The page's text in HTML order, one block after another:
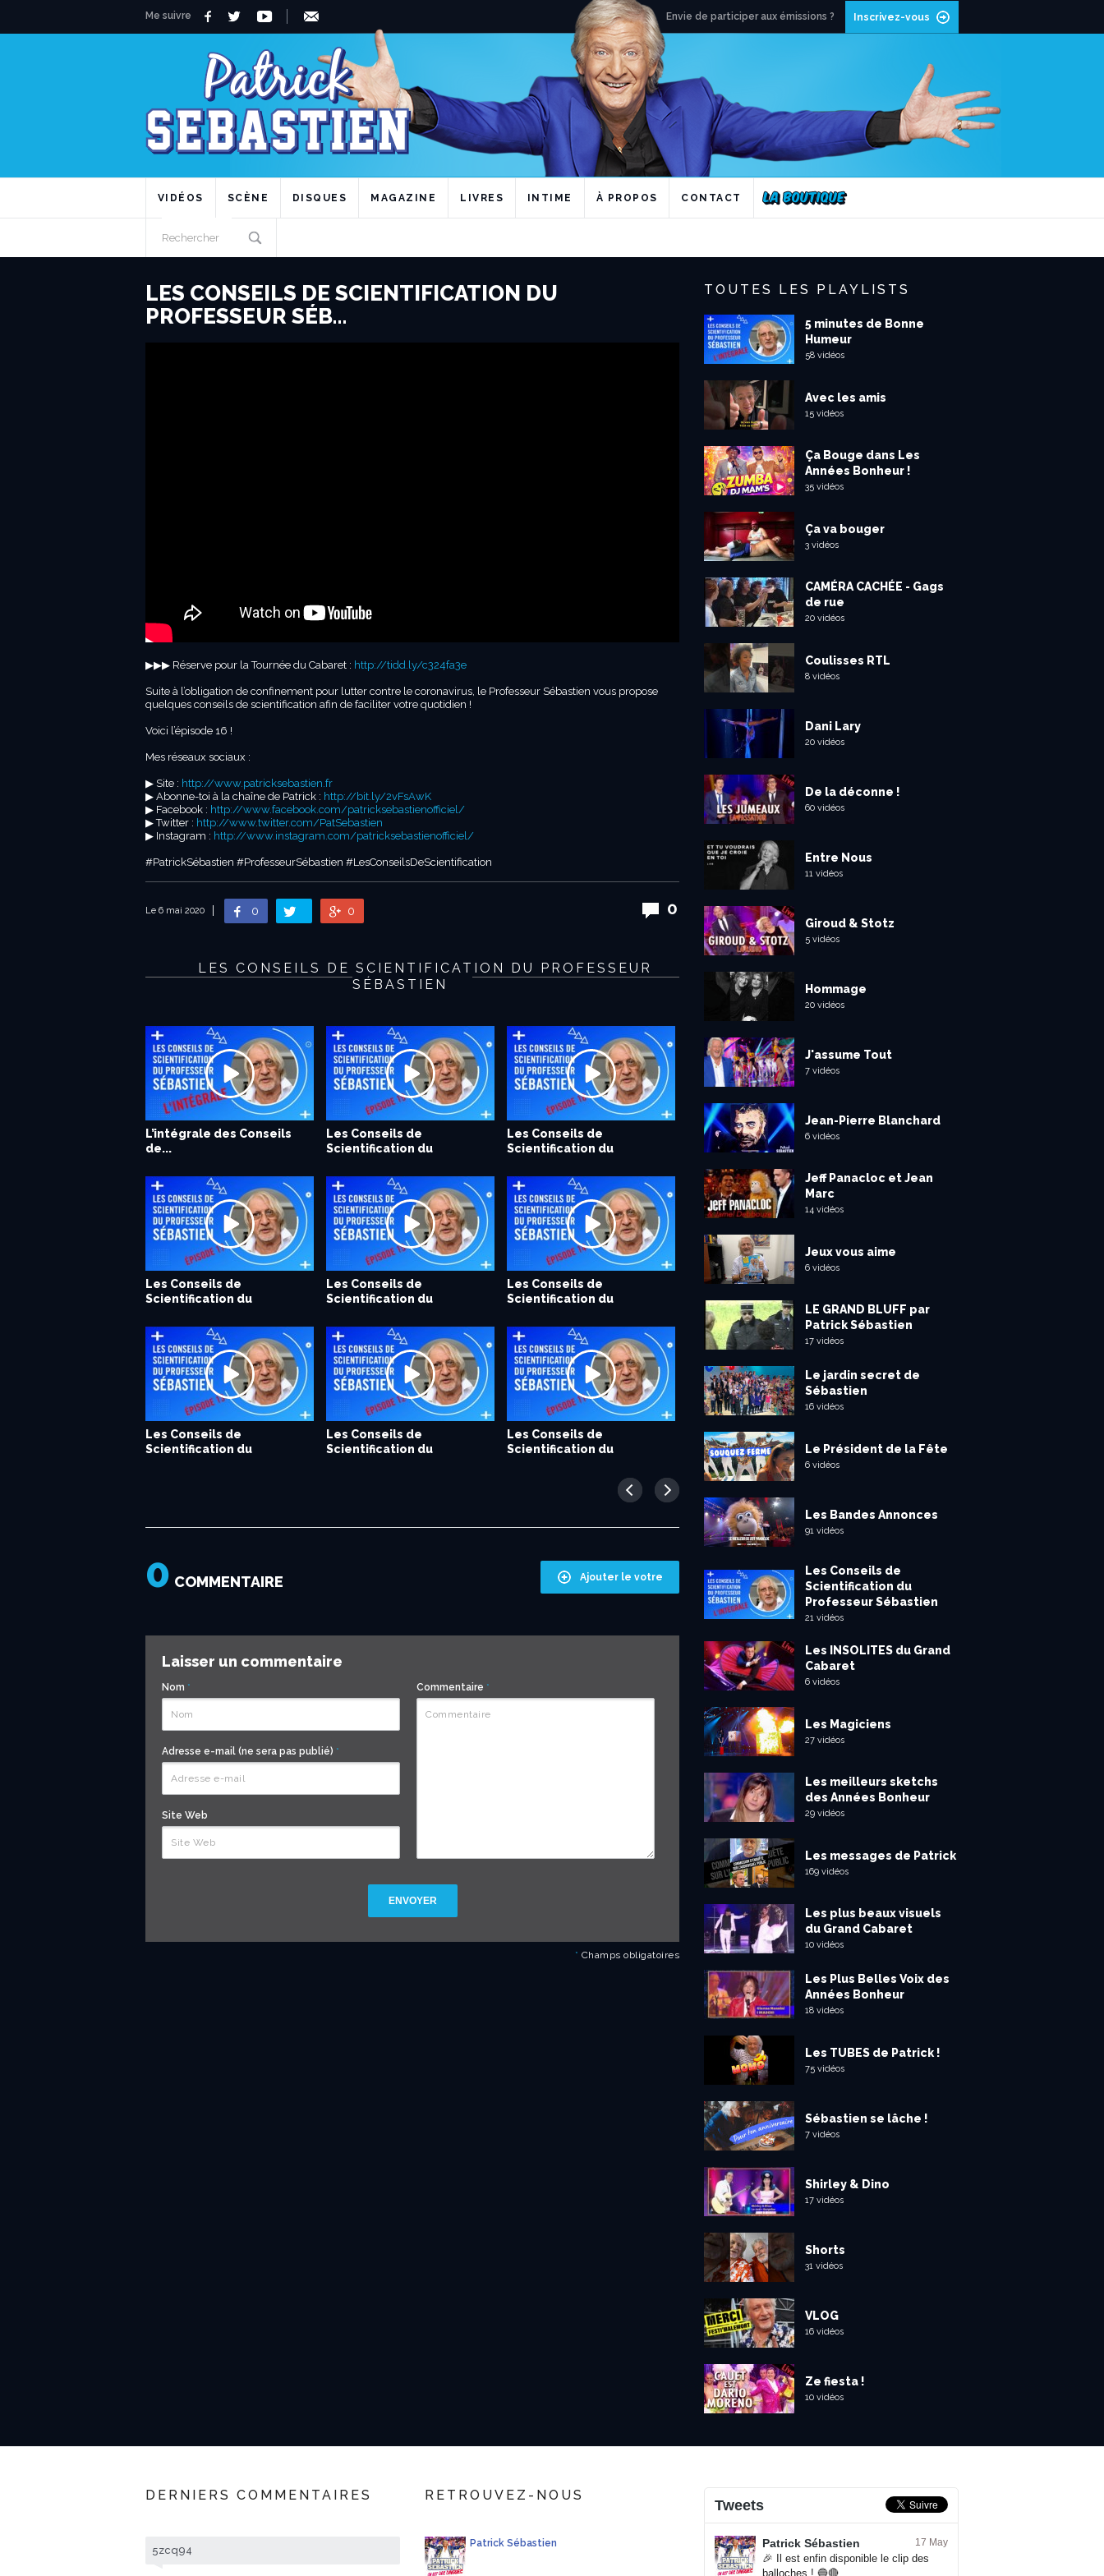
Me suivre Envie de participer aux émissions ? Inscrivez-vous
VIDÉOS SCÈNE DISQUES MAGAZINE LIVRES INTIME À PROPOS CONTACT
LES CONSEILS DE SCIENTIFICATION DU
PROFESSEUR SÉB…
▶︎▶︎▶︎ Réserve pour la Tournée du Cabaret : http://tidd.ly/c324fa3e
Suite à l’obligation de confinement pour lutter contre le coronavirus, le Professeur Sébastien vous propose
quelques conseils de scientification afin de faciliter votre quotidien !
Voici l’épisode 16 !
Mes réseaux sociaux :
▶︎ Site : http://www.patricksebastien.fr
▶︎ Abonne-toi à la chaîne de Patrick : http://bit.ly/2vFsAwK
▶︎ Facebook : http://www.facebook.com/patricksebastienofficiel/
▶︎ Twitter : http://www.twitter.com/PatSebastien
▶︎ Instagram : http://www.instagram.com/patricksebastienofficiel/
#PatrickSébastien #ProfesseurSébastien #LesConseilsDeScientification
Le 6 mai 2020 0 0 0
LES CONSEILS DE SCIENTIFICATION DU PROFESSEUR
SÉBASTIEN
L’intégrale des Conseils
de...
Les Conseils de
Scientification du
Les Conseils de
Scientification du
Les Conseils de
Scientification du
Les Conseils de
Scientification du
Les Conseils de
Scientification du
Les Conseils de
Scientification du
Les Conseils de
Scientification du
Les Conseils de
Scientification du
Les Conseils de
Scientification du
Les Conseils de
Scientification du
Les Conseils de
Scientification du
Les Conseils de
Scientification du
Les Conseils de
Scientification du
Les Conseils de
Scientification du
Les Conseils de
Scientification du
Les Conseils de
Scientification du
Les leçons du Professeur
Sébastien –...
Les Conseils de
Scientification du
Les Conseils de
Scientification du
Ajouter le votre
0 COMMENTAIRE
Laisser un commentaire
Nom *
Adresse e-mail (ne sera pas publié) *
Site Web
Commentaire *
ENVOYER
* Champs obligatoires
TOUTES LES PLAYLISTS
5 minutes de Bonne
Humeur
58 vidéos
Avec les amis
15 vidéos
Ça Bouge dans Les
Années Bonheur !
35 vidéos
Ça va bouger
3 vidéos
CAMÉRA CACHÉE - Gags
de rue
20 vidéos
Coulisses RTL
8 vidéos
Dani Lary
20 vidéos
De la déconne !
60 vidéos
Entre Nous
11 vidéos
Giroud & Stotz
5 vidéos
Hommage
20 vidéos
J'assume Tout
7 vidéos
Jean-Pierre Blanchard
6 vidéos
Jeff Panacloc et Jean
Marc
14 vidéos
Jeux vous aime
6 vidéos
LE GRAND BLUFF par
Patrick Sébastien
17 vidéos
Le jardin secret de
Sébastien
16 vidéos
Le Président de la Fête
6 vidéos
Les Bandes Annonces
91 vidéos
Les Conseils de
Scientification du
Professeur Sébastien
21 vidéos
Les INSOLITES du Grand
Cabaret
6 vidéos
Les Magiciens
27 vidéos
Les meilleurs sketchs
des Années Bonheur
29 vidéos
Les messages de Patrick
169 vidéos
Les plus beaux visuels
du Grand Cabaret
10 vidéos
Les Plus Belles Voix des
Années Bonheur
18 vidéos
Les TUBES de Patrick !
75 vidéos
Sébastien se lâche !
7 vidéos
Shirley & Dino
17 vidéos
Shorts
31 vidéos
VLOG
16 vidéos
Ze fiesta !
10 vidéos
DERNIERS COMMENTAIRES
5zcq94
RETROUVEZ-NOUS
Patrick Sébastien
Tweets
Patrick Sébastien 17 May
🎉 Il est enfin disponible le clip des
balloches ! 🔵🔴